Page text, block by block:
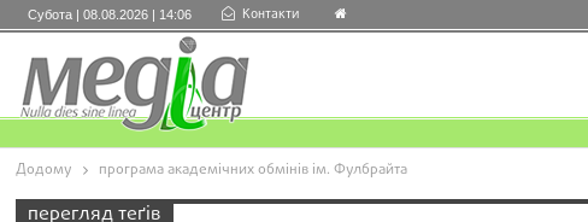
Субота | 08.08.2026 | 14:06 Контакти
Додому програма академічних обмінів ім. Фулбрайта
перегляд теґів